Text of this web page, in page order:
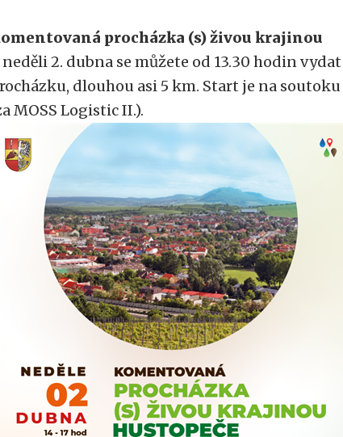
procházka (s) živou krajinou
neděli 2. dubna se můžete od 13.30 hodin
dlouhou asi 5 km. Start je na
MOSS Logistic II.).